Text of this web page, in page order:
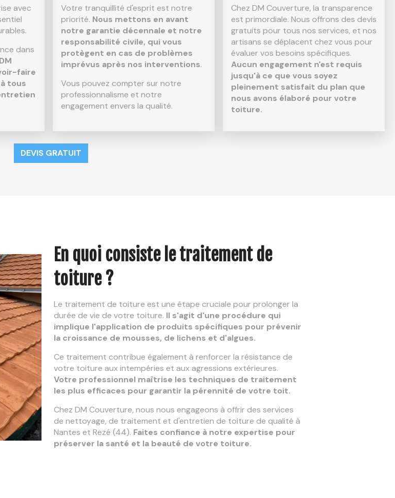
avec
dans
DM
faire
tous
Votre tranquillité d'esprit est notre
priorité. Nous mettons en avant
notre garantie décennale et notre
responsabilité civile, qui vous
protègent en cas de problèmes
imprévus après nos interventions.
Vous pouvez compter sur notre
professionnalisme et notre
engagement envers la qualité.
Chez DM Couverture, la transparence
est primordiale. Nous offrons des devis
gratuits pour tous nos services, et nos
artisans se déplacent chez vous pour
évaluer vos besoins spécifiques.
Aucun engagement n'est requis
jusqu'à ce que vous soyez
pleinement satisfait du plan que
nous avons élaboré pour votre
toiture.
DEVIS GRATUIT
En quoi consiste le traitement de
toiture ?
Le traitement de toiture est une étape cruciale pour prolonger la
durée de vie de votre toiture. Il s'agit d'une procédure qui
implique l'application de produits spécifiques pour prévenir
la croissance de mousses, de lichens et d'algues.
Ce traitement contribue également à renforcer la résistance de
votre toiture aux intempéries et aux agressions extérieures.
Votre professionnel maîtrise les techniques de traitement
les plus efficaces pour garantir la pérennité de votre toit.
Chez DM Couverture, nous nous engageons à offrir des services
de nettoyage, de traitement et d'entretien de toiture de qualité à
Nantes et Rezé (44). Faites confiance à notre expertise pour
préserver la santé et la beauté de votre toiture.